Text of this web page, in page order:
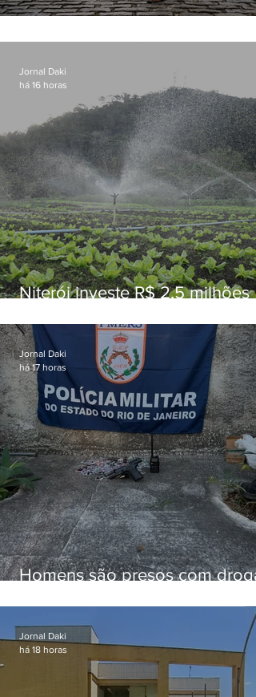
Niterói investe R$ 2,5 milhões
familiar para merenda escolar
Jornal Daki
há 16 horas
Homens são presos com
Jornal Daki
há 17 horas
Jornal Daki
há 18 horas